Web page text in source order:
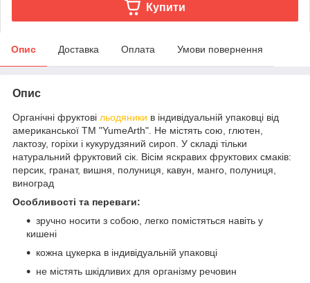
Купити
Опис Доставка Оплата Умови повернення
Опис
Органічні фруктові льодяники в індивідуальній упаковці від
американської ТМ "YumeArth". Не містять сою, глютен,
лактозу, горіхи і кукурудзяний сироп. У складі тільки
натуральний фруктовий сік. Вісім яскравих фруктових смаків:
персик, гранат, вишня, полуниця, кавун, манго, полуниця,
виноград
Особливості та переваги:
зручно носити з собою, легко помістяться навіть у
кишені
кожна цукерка в індивідуальній упаковці
не містять шкідливих для організму речовин